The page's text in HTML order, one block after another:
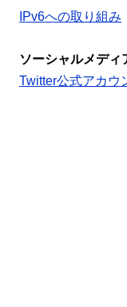
IPv6への取り組み
ソーシャルメディ
Twitter公式アカウ